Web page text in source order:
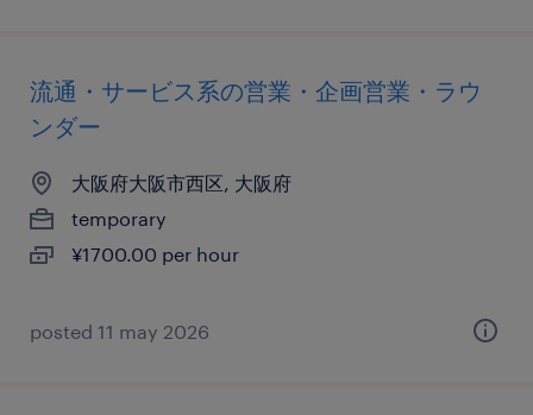
流通・サービス系の営業・企画営業・ラウ
ンダー
大阪府大阪市西区, 大阪府
temporary
¥1700.00 per hour
posted 11 may 2026